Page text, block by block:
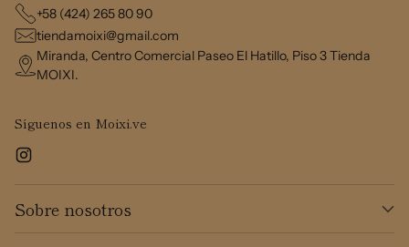
+58 (424) 265 80 90
tiendamoixi@gmail.com
Miranda, Centro Comercial Paseo El Hatillo, Piso 3 Tienda
MOIXI.
Síguenos en Moixi.ve
Sobre nosotros